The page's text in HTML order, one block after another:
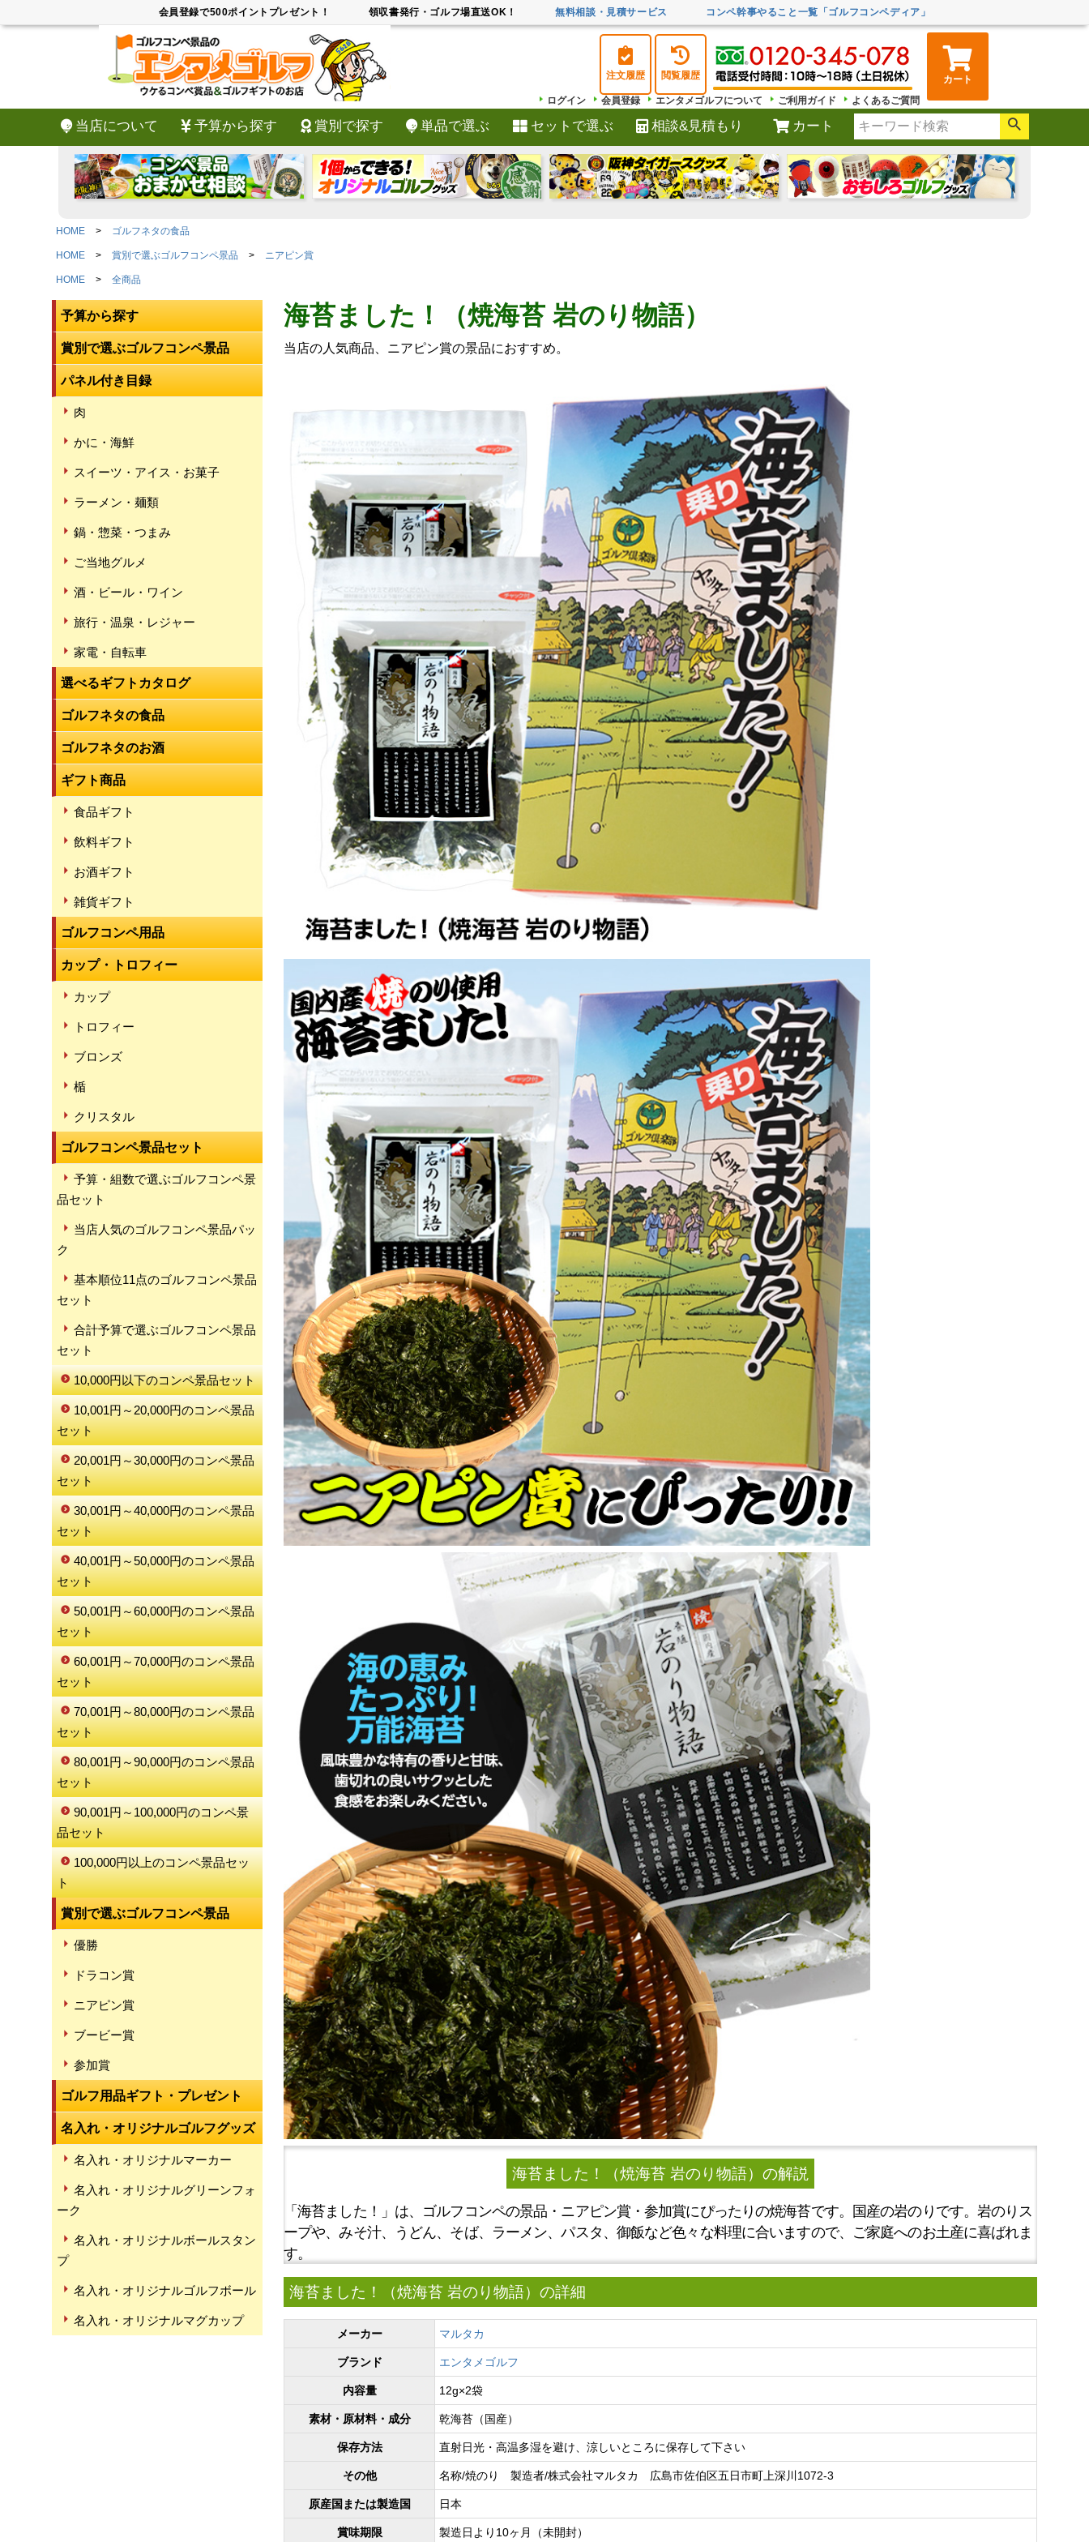
会員登録で500ポイントプレゼント！ 領収書発行・ゴルフ場直送OK！ 無料相談・見積サービス コンペ幹事やること一覧「ゴルフコンペディア」
注文履歴 閲覧履歴
カート
ログイン
会員登録 エンタメゴルフについて ご利用ガイド よくあるご質問
当店について 予算から探す 賞別で探す 単品で選ぶ セットで選ぶ 相談&見積もり カート
検索
HOME ゴルフネタの食品
HOME 賞別で選ぶゴルフコンペ景品 ニアピン賞
HOME 全商品
予算から探す
賞別で選ぶゴルフコンペ景品
パネル付き目録
肉
かに・海鮮
スイーツ・アイス・お菓子
ラーメン・麺類
鍋・惣菜・つまみ
ご当地グルメ
酒・ビール・ワイン
旅行・温泉・レジャー
家電・自転車
選べるギフトカタログ
ゴルフネタの食品
ゴルフネタのお酒
ギフト商品
食品ギフト
飲料ギフト
お酒ギフト
雑貨ギフト
ゴルフコンペ用品
カップ・トロフィー
カップ
トロフィー
ブロンズ
楯
クリスタル
ゴルフコンペ景品セット
予算・組数で選ぶゴルフコンペ景
品セット
当店人気のゴルフコンペ景品パッ
ク
基本順位11点のゴルフコンペ景品
セット
合計予算で選ぶゴルフコンペ景品
セット
10,000円以下のコンペ景品セット
10,001円～20,000円のコンペ景品
セット
20,001円～30,000円のコンペ景品
セット
30,001円～40,000円のコンペ景品
セット
40,001円～50,000円のコンペ景品
セット
50,001円～60,000円のコンペ景品
セット
60,001円～70,000円のコンペ景品
セット
70,001円～80,000円のコンペ景品
セット
80,001円～90,000円のコンペ景品
セット
90,001円～100,000円のコンペ景
品セット
100,000円以上のコンペ景品セッ
ト
賞別で選ぶゴルフコンペ景品
優勝
ドラコン賞
ニアピン賞
ブービー賞
参加賞
ゴルフ用品ギフト・プレゼント
名入れ・オリジナルゴルフグッズ
名入れ・オリジナルマーカー
名入れ・オリジナルグリーンフォ
ーク
名入れ・オリジナルボールスタン
プ
名入れ・オリジナルゴルフボール
名入れ・オリジナルマグカップ
海苔ました！（焼海苔 岩のり物語）
当店の人気商品、ニアピン賞の景品におすすめ。
海苔ました！（焼海苔 岩のり物語） の解説
「海苔ました！」は、ゴルフコンペの景品・ニアピン賞・参加賞にぴったりの焼海苔です。国産の岩のりです。岩のりス
ープや、みそ汁、うどん、そば、ラーメン、パスタ、御飯など色々な料理に合いますので、ご家庭へのお土産に喜ばれま
す。
海苔ました！（焼海苔 岩のり物語）の詳細
メーカー マルタカ
ブランド エンタメゴルフ
内容量 12g×2袋
素材・原材料・成分 乾海苔（国産）
保存方法 直射日光・高温多湿を避け、涼しいところに保存して下さい
その他 名称/焼のり 製造者/株式会社マルタカ 広島市佐伯区五日市町上深川1072-3
原産国または製造国 日本
賞味期限 製造日より10ヶ月（未開封）